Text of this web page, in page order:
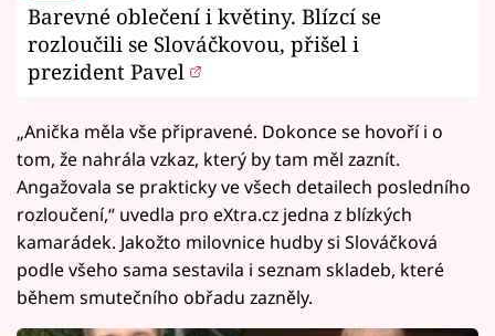
Barevné oblečení i květiny. Blízcí se
rozloučili se Slováčkovou, přišel i
prezident Pavel
„Anička měla vše připravené. Dokonce se hovoří i o
tom, že nahrála vzkaz, který by tam měl zaznít.
Angažovala se prakticky ve všech detailech posledního
rozloučení,“ uvedla pro eXtra.cz jedna z blízkých
kamarádek. Jakožto milovnice hudby si Slováčková
podle všeho sama sestavila i seznam skladeb, které
během smutečního obřadu zazněly.